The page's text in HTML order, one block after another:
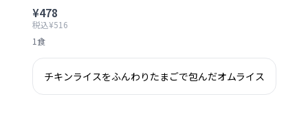
¥478
税込¥516
1食
チキンライスをふんわりたまごで包んだオムライス